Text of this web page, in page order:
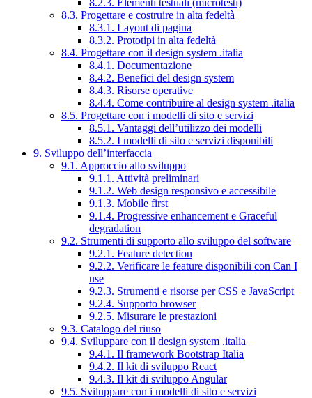
8.2.3. Elementi testuali (microtesti)
8.3. Progettare e costruire in alta fedeltà
8.3.1. Layout di pagina
8.3.2. Prototipi in alta fedeltà
8.4. Progettare con il design system .italia
8.4.1. Documentazione
8.4.2. Benefici del design system
8.4.3. Risorse operative
8.4.4. Come contribuire al design system .italia
8.5. Progettare con i modelli di sito e servizi
8.5.1. Vantaggi dell’utilizzo dei modelli
8.5.2. I modelli di sito e servizi disponibili
9. Sviluppo dell’interfaccia
9.1. Approccio allo sviluppo
9.1.1. Attività preliminari
9.1.2. Web design responsivo e accessibile
9.1.3. Mobile first
9.1.4. Progressive enhancement e Graceful
degradation
9.2. Strumenti di supporto allo sviluppo del software
9.2.1. Feature detection
9.2.2. Verificare le feature disponibili con Can I
use
9.2.3. Strumenti e risorse per CSS e JavaScript
9.2.4. Supporto browser
9.2.5. Misurare le prestazioni
9.3. Catalogo del riuso
9.4. Sviluppare con il design system .italia
9.4.1. Il framework Bootstrap Italia
9.4.2. Il kit di sviluppo React
9.4.3. Il kit di sviluppo Angular
9.5. Sviluppare con i modelli di sito e servizi